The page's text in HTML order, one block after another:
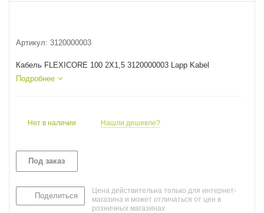
Артикул: 3120000003
Кабель FLEXICORE 100 2X1,5 3120000003 Lapp Kabel
Подробнее
Нет в наличии Нашли дешевле?
Под заказ
Поделиться
Цена действительна только для интернет-
магазина и может отличаться от цен в
розничных магазинах